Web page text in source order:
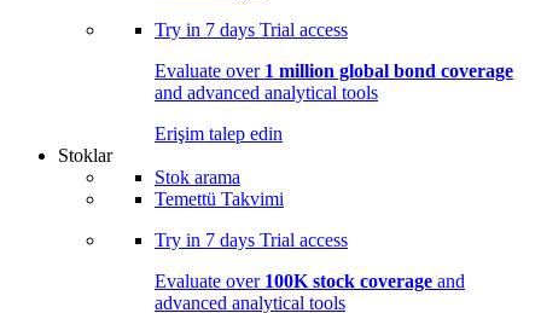
Try in 7 days Trial access
Evaluate over 1 million global bond coverage
and advanced analytical tools
Erişim talep edin
Stoklar
Stok arama
Temettü Takvimi
Try in 7 days Trial access
Evaluate over 100K stock coverage and
advanced analytical tools